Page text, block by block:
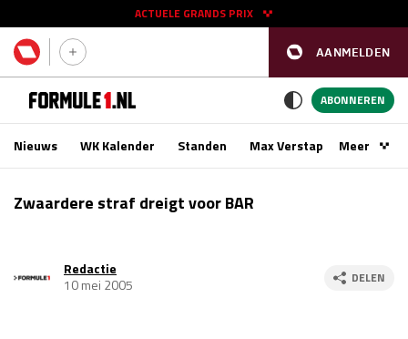
AANMELDEN
ACTUELE GRANDS PRIX
11 - 13 sep
Race
GP SINGAPORE 2026 09 - 11 okt
ABONNEREN
Nieuws WK Kalender Standen Max VerstappenMeer
Zwaardere straf dreigt voor BAR
Redactie
10 mei 2005
DELEN